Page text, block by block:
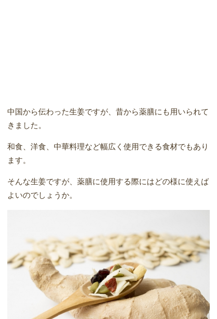
中国から伝わった生姜ですが、昔から薬膳にも用いられて
きました。
和食、洋食、中華料理など幅広く使用できる食材でもあり
ます。
そんな生姜ですが、薬膳に使用する際にはどの様に使えば
よいのでしょうか。